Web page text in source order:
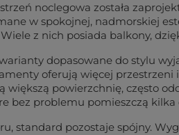
noclegowa została
w spokojnej, nadmorskiej
Wiele z nich posiada balkony,
dopasowane do stylu
oferują więcej
większą powierzchnię, często
bez problemu pomieszczą
standard pozostaje spójny.